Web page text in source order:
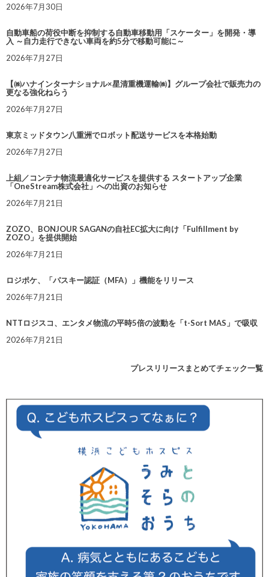
2026年7月30日
自動車船の荷役中断を抑制する自動車移動用「スケーター」を開発・導
入 ～自力走行できない車両を約5分で移動可能に～
2026年7月27日
【㈱ハナインターナショナル×星清重機運輸㈱】グループ会社で販売力の
更なる強化ねらう
2026年7月27日
東京ミッドタウン八重洲でロボット配送サービスを本格始動
2026年7月27日
上組／コンテナ物流最適化サービスを提供する スタートアップ企業
「OneStream株式会社」への出資のお知らせ
2026年7月21日
ZOZO、BONJOUR SAGANの自社EC拡大に向け「Fulfillment by
ZOZO」を提供開始
2026年7月21日
ロジポケ、「パスキー認証（MFA）」機能をリリース
2026年7月21日
NTTロジスコ、エンタメ物流の平時5倍の波動を「t-Sort MAS」で吸収
2026年7月21日
プレスリリースまとめてチェック一覧